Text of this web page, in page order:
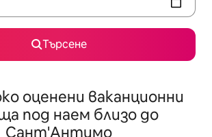
Търсене
оценени ваканционни
под наем близо до
Сант'Антимо